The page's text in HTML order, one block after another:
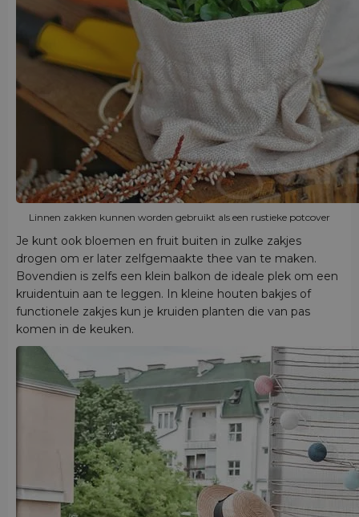
Linnen zakken kunnen worden gebruikt als een rustieke potcover
Je kunt ook bloemen en fruit buiten in zulke zakjes
drogen om er later zelfgemaakte thee van te maken.
Bovendien is zelfs een klein balkon de ideale plek om een
kruidentuin aan te leggen. In kleine houten bakjes of
functionele zakjes kun je kruiden planten die van pas
komen in de keuken.